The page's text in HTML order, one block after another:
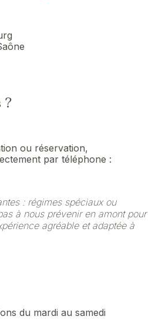
?
ou réservation,
par téléphone :
: régimes spéciaux ou
à nous prévenir en amont pour
agréable et adaptée à
du mardi au samedi